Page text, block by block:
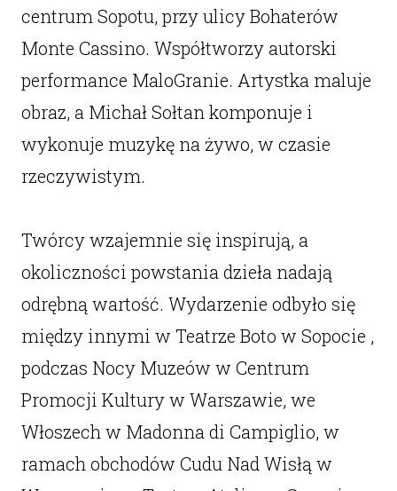
centrum Sopotu, przy ulicy Bohaterów
Monte Cassino. Współtworzy autorski
performance MaloGranie. Artystka maluje
obraz, a Michał Sołtan komponuje i
wykonuje muzykę na żywo, w czasie
rzeczywistym.
Twórcy wzajemnie się inspirują, a
okoliczności powstania dzieła nadają
odrębną wartość. Wydarzenie odbyło się
między innymi w Teatrze Boto w Sopocie ,
podczas Nocy Muzeów w Centrum
Promocji Kultury w Warszawie, we
Włoszech w Madonna di Campiglio, w
ramach obchodów Cudu Nad Wisłą w